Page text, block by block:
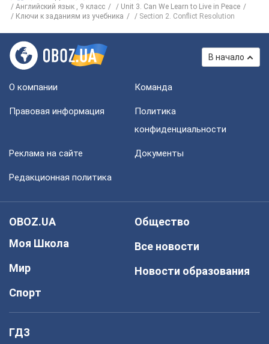
Английский язык , 9 класс
Unit 3. Can We Learn to Live in Peace
Ключи к заданиям из учебника
Section 2. Conflict Resolution
В начало
О компании Команда
Правовая информация
Политика
конфиденциальности
Реклама на сайте Документы
Редакционная политика
OBOZ.UA
Моя Школа
Мир
Спорт
Общество
Все новости
Новости образования
ГДЗ